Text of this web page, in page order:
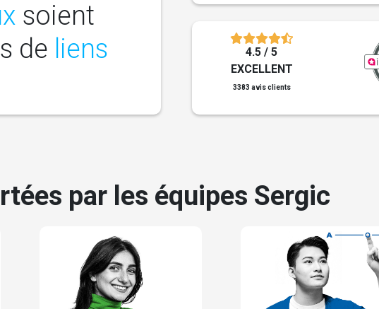
soient
de liens
4.5 / 5
EXCELLENT
3383 avis clients
par les équipes Sergic